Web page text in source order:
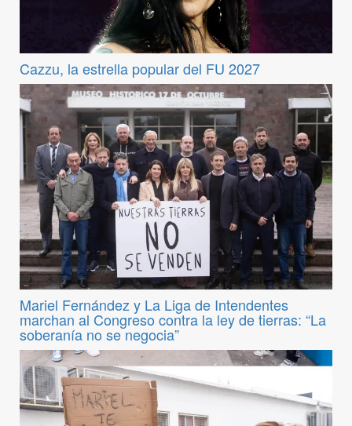
Cazzu, la estrella popular del FU 2027
Mariel Fernández y La Liga de Intendentes
marchan al Congreso contra la ley de tierras: “La
soberanía no se negocia”